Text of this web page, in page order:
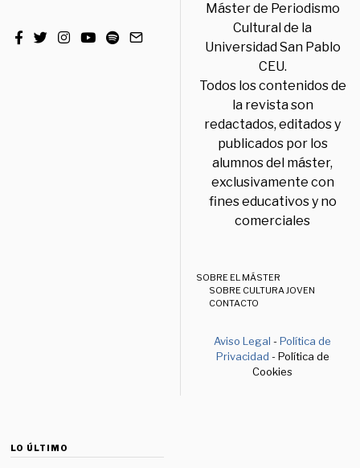
Máster de Periodismo
Cultural de la
Universidad San Pablo
CEU.
Todos los contenidos de
la revista son
redactados, editados y
publicados por los
alumnos del máster,
exclusivamente con
fines educativos y no
comerciales
SOBRE EL MÁSTER
SOBRE CULTURA JOVEN
CONTACTO
Aviso Legal -Política de
Privacidad - Política de
Cookies
LO ÚLTIMO